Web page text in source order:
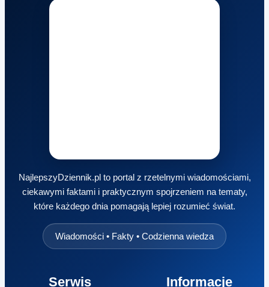
NajlepszyDziennik.pl to portal z rzetelnymi wiadomościami,
ciekawymi faktami i praktycznym spojrzeniem na tematy,
które każdego dnia pomagają lepiej rozumieć świat.
Wiadomości • Fakty • Codzienna wiedza
Serwis Informacje